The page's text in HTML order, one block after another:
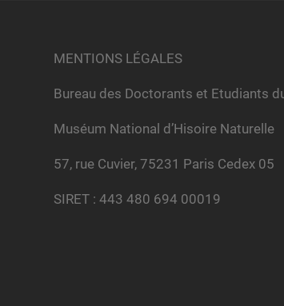
MENTIONS LÉGALES
Bureau des Doctorants et Etudiants
Muséum National d’Hisoire Naturelle
57, rue Cuvier, 75231 Paris Cedex 05
SIRET : 443 480 694 00019